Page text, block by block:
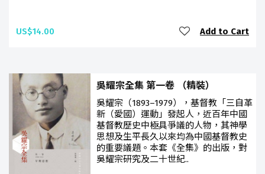
US$14.00 Add to Cart
吳耀宗全集 第一卷 （精裝）
吳耀宗（1893–1979），基督教「三自革
新（愛國）運動」發起人，近百年中國
基督教歷史中極具爭議的人物，其神學
思想及生平長久以來均為中國基督教史
的重要議題。本套《全集》的出版，對
吳耀宗研究及二十世紀..